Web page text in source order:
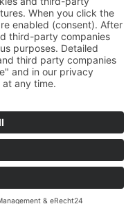
erschienen
den Georg-Philipp-